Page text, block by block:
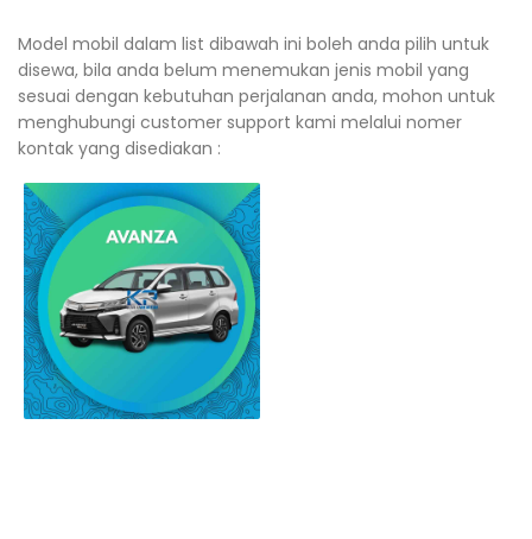
Model mobil dalam list dibawah ini boleh anda pilih untuk
disewa, bila anda belum menemukan jenis mobil yang
sesuai dengan kebutuhan perjalanan anda, mohon untuk
menghubungi customer support kami melalui nomer
kontak yang disediakan :